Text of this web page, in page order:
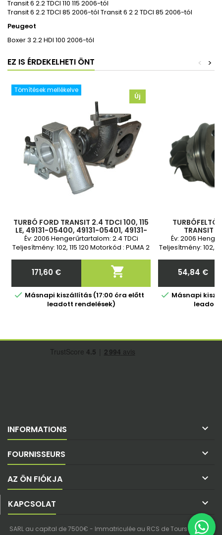
Transit 6 2.2 TDCI 110 115 2006-tól
Transit 6 2.2 TDCI 85 2006-tól Transit 6 2 2 TDCI 85 2006-tól
Peugeot
Boxer 3 2.2 HDI 100 2006-tól
EZ IS ÉRDEKELHETI ÖNT >
<
Tömítések mellékelve
Új
TURBÓ FORD TRANSIT 2.4 TDCI 100, 115
LE, 49131-05400, 49131-05401, 49131-
05402, 6C1Q6K682DC, 6C1Q6K682DD,
6C1Q6K682DE, 49131-054
Év: 2006 Hengerűrtartalom: 2.4 TDCi
Teljesítmény: 102, 115 120 Motorkód : PUMA 2
Ár
171,60 € 
 Másnapi kiszállítás (17:00 óra előtt
leadott rendelések)
TRANSIT
6C1Q6K682DE,
05400,
Év: 2006
Teljesítmény: 102,
Ár
54,84 €
 Másnapi
leadott
INFORMATIONS 
FOURNISSEURS 
AZ ÖN FIÓKJA 
KAPCSOLAT 
SARL au capital de 7500€ - Immatriculée au RCS de Tours - SIREN :